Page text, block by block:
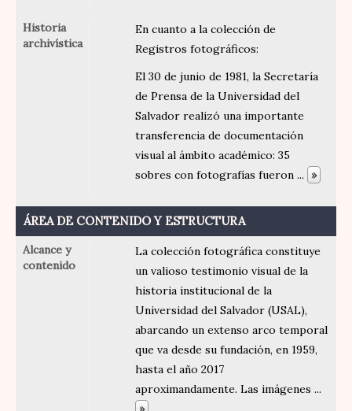
Historia
archivística
En cuanto a la colección de
Registros fotográficos:
El 30 de junio de 1981, la Secretaría
de Prensa de la Universidad del
Salvador realizó una importante
transferencia de documentación
visual al ámbito académico: 35
sobres con fotografías fueron... »
ÁREA DE CONTENIDO Y ESTRUCTURA
Alcance y
contenido
La colección fotográfica constituye
un valioso testimonio visual de la
historia institucional de la
Universidad del Salvador (USAL),
abarcando un extenso arco temporal
que va desde su fundación, en 1959,
hasta el año 2017
aproximandamente. Las imágenes...